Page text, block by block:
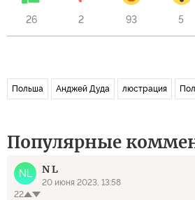
26 2 93 5
Польша Анджей Дуда люстрация
Популярные
NL N L
20 июня 2023, 13:58
22